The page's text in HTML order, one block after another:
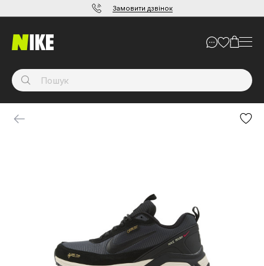
Замовити дзвінок